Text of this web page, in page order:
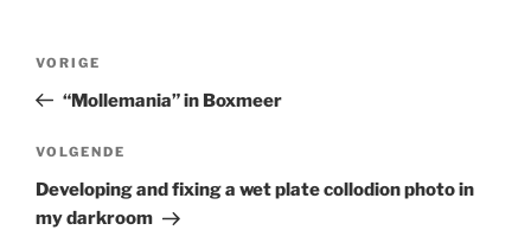
Vorig
bericht
VORIGE
“Mollemania” in Boxmeer
Volgend
bericht
VOLGENDE
Developing and fixing a wet plate collodion photo in
my darkroom